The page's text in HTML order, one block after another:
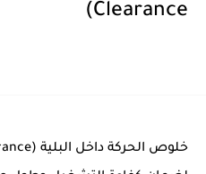
Clearance)
خلوص الحركة داخل البلية (Bearing Clearance)